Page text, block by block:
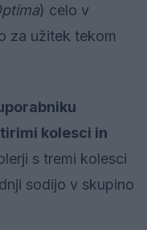
) celo v
za užitek tekom
kolesci in
s tremi kolesci
sodijo v skupino